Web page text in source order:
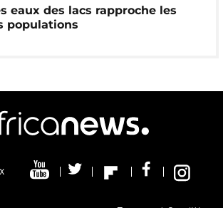
eaux des lacs rapproche les
populations